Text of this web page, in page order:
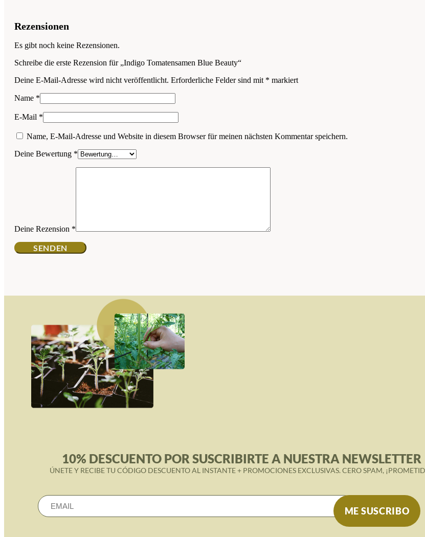
Rezensionen
Es gibt noch keine Rezensionen.
Schreibe die erste Rezension für „Indigo Tomatensamen Blue Beauty“
Deine E-Mail-Adresse wird nicht veröffentlicht. Erforderliche Felder sind mit * markiert
Name *
E-Mail *
Name, E-Mail-Adresse und Website in diesem Browser für meinen nächsten Kommentar speichern.
Deine Bewertung *
Deine Rezension *
10% DESCUENTO POR SUSCRIBIRTE A NUESTRA NEWSLETTER
ÚNETE Y RECIBE TU CÓDIGO DESCUENTO AL INSTANTE + PROMOCIONES EXCLUSIVAS. CERO SPAM,